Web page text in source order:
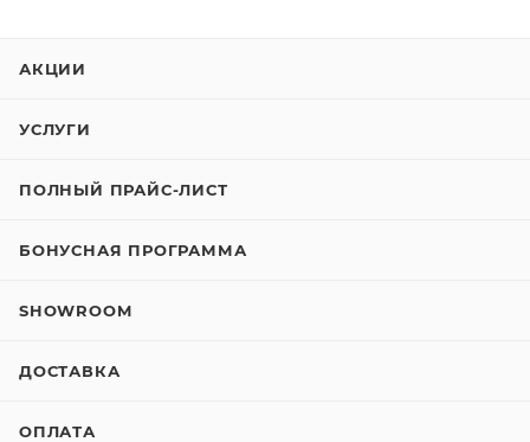
АКЦИИ
УСЛУГИ
ПОЛНЫЙ ПРАЙС-ЛИСТ
БОНУСНАЯ ПРОГРАММА
SHOWROOM
ДОСТАВКА
ОПЛАТА